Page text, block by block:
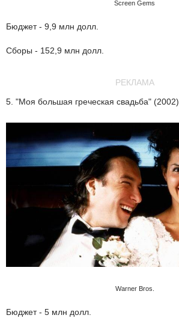
Screen Gems
Бюджет - 9,9 млн долл.
Сборы - 152,9 млн долл.
РЕКЛАМА
5. "Моя большая греческая свадьба" (2002)
Warner Bros.
Бюджет - 5 млн долл.